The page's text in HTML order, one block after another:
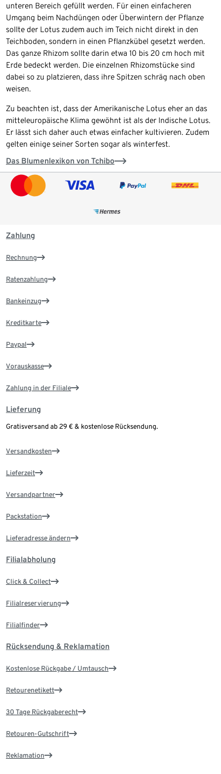
unteren Bereich gefüllt werden. Für einen einfacheren
Umgang beim Nachdüngen oder Überwintern der Pflanze
sollte der Lotus zudem auch im Teich nicht direkt in den
Teichboden, sondern in einen Pflanzkübel gesetzt werden.
Das ganze Rhizom sollte darin etwa 10 bis 20 cm hoch mit
Erde bedeckt werden. Die einzelnen Rhizomstücke sind
dabei so zu platzieren, dass ihre Spitzen schräg nach oben
weisen.
Zu beachten ist, dass der Amerikanische Lotus eher an das
mitteleuropäische Klima gewöhnt ist als der Indische Lotus.
Er lässt sich daher auch etwas einfacher kultivieren. Zudem
gelten einige seiner Sorten sogar als winterfest.
Das Blumenlexikon von Tchibo
Zahlung
Rechnung
Ratenzahlung
Bankeinzug
Kreditkarte
Paypal
Vorauskasse
Zahlung in der Filiale
Lieferung
Gratisversand ab 29 € & kostenlose Rücksendung.
Versandkosten
Lieferzeit
Versandpartner
Packstation
Lieferadresse ändern
Filialabholung
Click & Collect
Filialreservierung
Filialfinder
Rücksendung & Reklamation
Kostenlose Rückgabe / Umtausch
Retourenetikett
30 Tage Rückgaberecht
Retouren-Gutschrift
Reklamation